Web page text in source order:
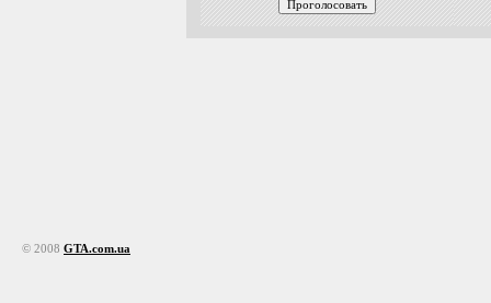
© 2008 GTA.com.ua